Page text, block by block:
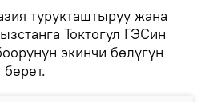
турукташтыруу жана
Токтогул ГЭСин
экинчи бөлүгүн